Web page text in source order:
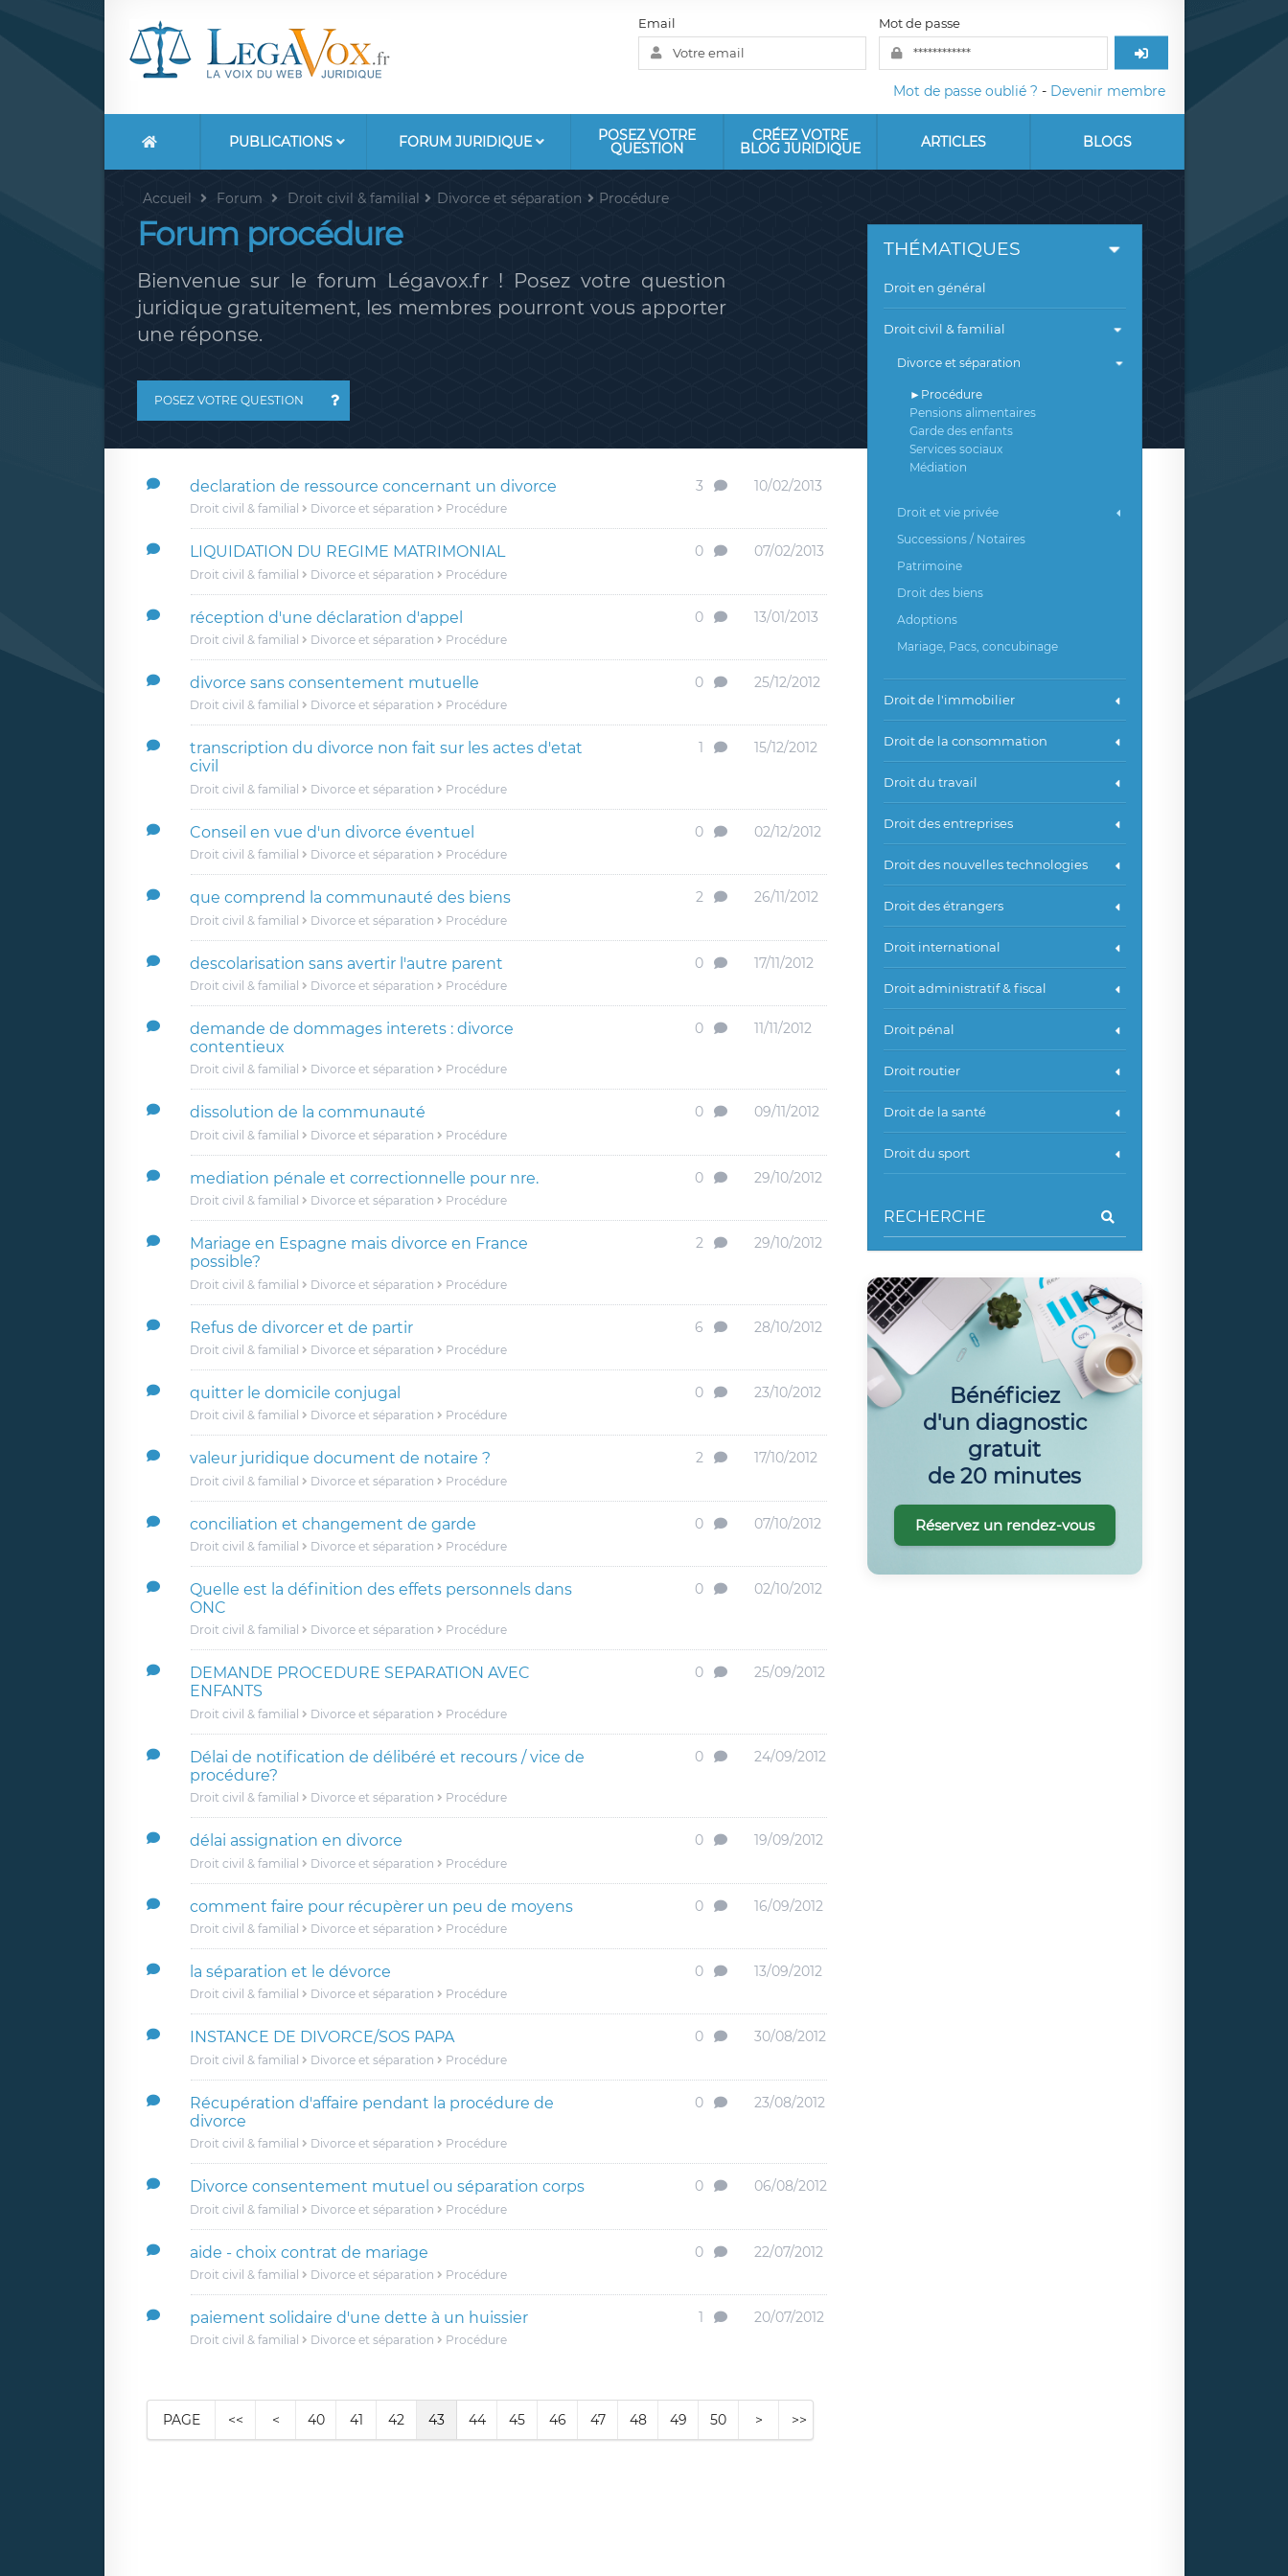
Email Mot de passe
Mot de passe oublié ? - Devenir membre
PUBLICATIONS FORUM JURIDIQUE POSEZ VOTRE
QUESTION
CRÉEZ VOTRE
BLOG JURIDIQUE ARTICLES BLOGS
Accueil Forum Droit civil & familial Divorce et séparation Procédure
Forum procédure
Bienvenue sur le forum Légavox.fr ! Posez votre question
juridique gratuitement, les membres pourront vous apporter
une réponse.
POSEZ VOTRE QUESTION
declaration de ressource concernant un divorce
Droit civil & familial Divorce et séparation Procédure
3 10/02/2013
LIQUIDATION DU REGIME MATRIMONIAL
Droit civil & familial Divorce et séparation Procédure
0 07/02/2013
réception d'une déclaration d'appel
Droit civil & familial Divorce et séparation Procédure
0 13/01/2013
divorce sans consentement mutuelle
Droit civil & familial Divorce et séparation Procédure
0 25/12/2012
transcription du divorce non fait sur les actes d'etat
civil
Droit civil & familial Divorce et séparation Procédure
1 15/12/2012
Conseil en vue d'un divorce éventuel
Droit civil & familial Divorce et séparation Procédure
0 02/12/2012
que comprend la communauté des biens
Droit civil & familial Divorce et séparation Procédure
2 26/11/2012
descolarisation sans avertir l'autre parent
Droit civil & familial Divorce et séparation Procédure
0 17/11/2012
demande de dommages interets : divorce
contentieux
Droit civil & familial Divorce et séparation Procédure
0 11/11/2012
dissolution de la communauté
Droit civil & familial Divorce et séparation Procédure
0 09/11/2012
mediation pénale et correctionnelle pour nre.
Droit civil & familial Divorce et séparation Procédure
0 29/10/2012
Mariage en Espagne mais divorce en France
possible?
Droit civil & familial Divorce et séparation Procédure
2 29/10/2012
Refus de divorcer et de partir
Droit civil & familial Divorce et séparation Procédure
6 28/10/2012
quitter le domicile conjugal
Droit civil & familial Divorce et séparation Procédure
0 23/10/2012
valeur juridique document de notaire ?
Droit civil & familial Divorce et séparation Procédure
2 17/10/2012
conciliation et changement de garde
Droit civil & familial Divorce et séparation Procédure
0 07/10/2012
Quelle est la définition des effets personnels dans
ONC
Droit civil & familial Divorce et séparation Procédure
0 02/10/2012
DEMANDE PROCEDURE SEPARATION AVEC
ENFANTS
Droit civil & familial Divorce et séparation Procédure
0 25/09/2012
Délai de notification de délibéré et recours / vice de
procédure?
Droit civil & familial Divorce et séparation Procédure
0 24/09/2012
délai assignation en divorce
Droit civil & familial Divorce et séparation Procédure
0 19/09/2012
comment faire pour récupèrer un peu de moyens
Droit civil & familial Divorce et séparation Procédure
0 16/09/2012
la séparation et le dévorce
Droit civil & familial Divorce et séparation Procédure
0 13/09/2012
INSTANCE DE DIVORCE/SOS PAPA
Droit civil & familial Divorce et séparation Procédure
0 30/08/2012
Récupération d'affaire pendant la procédure de
divorce
Droit civil & familial Divorce et séparation Procédure
0 23/08/2012
Divorce consentement mutuel ou séparation corps
Droit civil & familial Divorce et séparation Procédure
0 06/08/2012
aide - choix contrat de mariage
Droit civil & familial Divorce et séparation Procédure
0 22/07/2012
paiement solidaire d'une dette à un huissier
Droit civil & familial Divorce et séparation Procédure
1 20/07/2012
PAGE << < 40 41 42 43 44 45 46 47 48 49 50 > >>
THÉMATIQUES
Droit en général
Droit civil & familial
Divorce et séparation
Procédure
Pensions alimentaires
Garde des enfants
Services sociaux
Médiation
Droit et vie privée
Successions / Notaires
Patrimoine
Droit des biens
Adoptions
Mariage, Pacs, concubinage
Droit de l'immobilier
Droit de la consommation
Droit du travail
Droit des entreprises
Droit des nouvelles technologies
Droit des étrangers
Droit international
Droit administratif & fiscal
Droit pénal
Droit routier
Droit de la santé
Droit du sport
Bénéficiez
d'un diagnostic
gratuit
de 20 minutes
Réservez un rendez-vous